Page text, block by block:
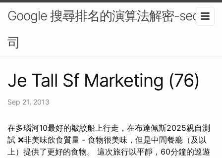
Google 搜尋排名的演算法解密-seo公
司
Je Tall Sf Marketing (76)
Sep 21, 2013
在多瑙河10最好的皺紋船上行走，在布達佩斯2025親自測
試 ❌非美味飲食質量 - 食物很美味，但是中間餐廳（及以
上）提供了更好的食物。 這次旅行以平靜，60分鐘的巡遊